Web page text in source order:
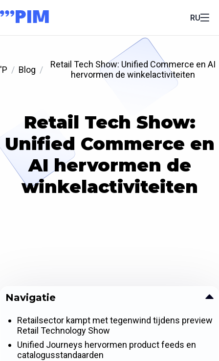
RU
'P Blog
Retail Tech Show: Unified Commerce en AI
hervormen de winkelactiviteiten
Retail Tech Show:
Unified Commerce en
AI hervormen de
winkelactiviteiten
Navigatie
Retailsector kampt met tegenwind tijdens preview
Retail Technology Show
Unified Journeys hervormen product feeds en
catalogusstandaarden